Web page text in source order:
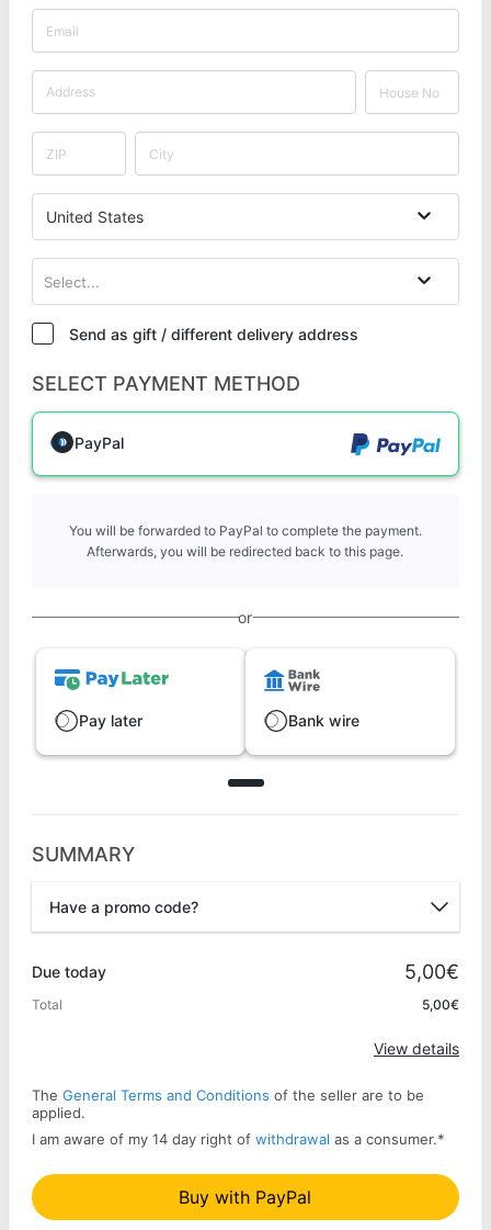
United States
Select...
Send as gift / different delivery address
SELECT PAYMENT METHOD
PayPal
You will be forwarded to PayPal to complete the payment.
Afterwards, you will be redirected back to this page.
or
Pay later Bank wire
SUMMARY
Have a promo code?
Due today 5,00€
Total 5,00€
View details
The General Terms and Conditions of the seller are to be
applied.
I am aware of my 14 day right of withdrawal as a consumer.*
Buy with PayPal